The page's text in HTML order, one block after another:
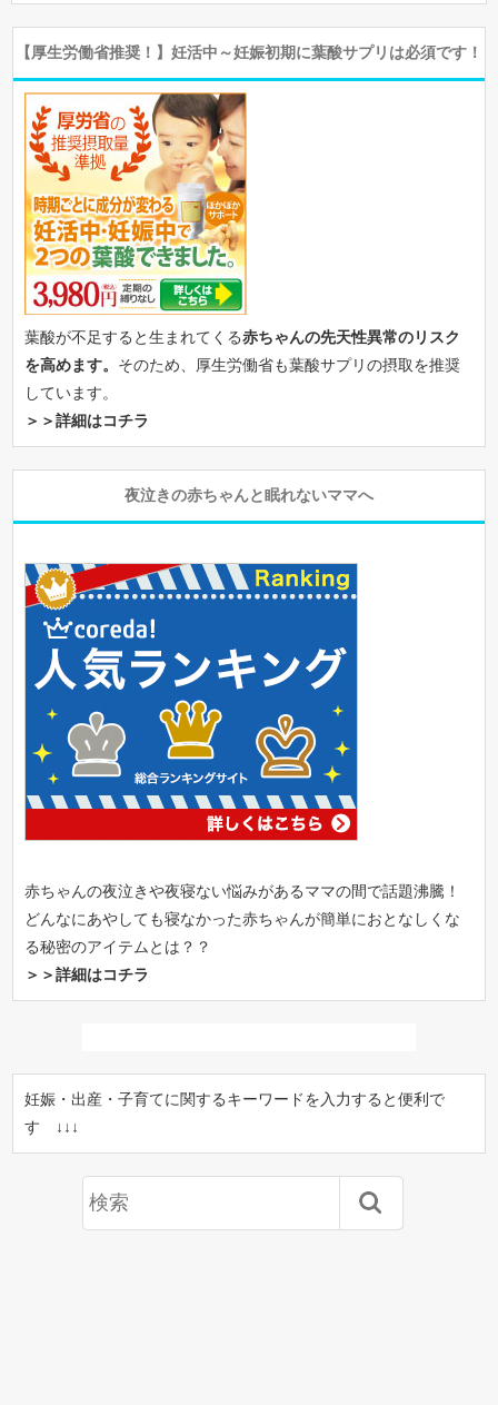
【厚生労働省推奨！】妊活中～妊娠初期に葉酸サプリは必須です！
葉酸が不足すると生まれてくる赤ちゃんの先天性異常のリスク
を高めます。 そのため、厚生労働省も葉酸サプリの摂取を推奨
しています。
＞＞詳細はコチラ
夜泣きの赤ちゃんと眠れないママへ
赤ちゃんの夜泣きや夜寝ない悩みがあるママの間で話題沸騰！
どんなにあやしても寝なかった赤ちゃんが簡単におとなしくな
る秘密のアイテムとは？？
＞＞詳細はコチラ
妊娠・出産・子育てに関するキーワードを入力すると便利で
す ↓↓↓